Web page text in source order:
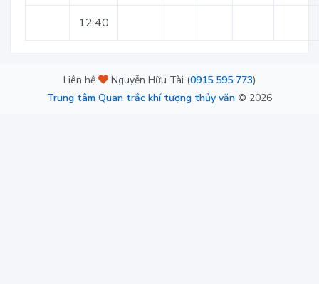
12:40
Liên hệ Nguyễn Hữu Tài (0915 595 773)
Trung tâm Quan trắc khí tượng thủy văn © 2026